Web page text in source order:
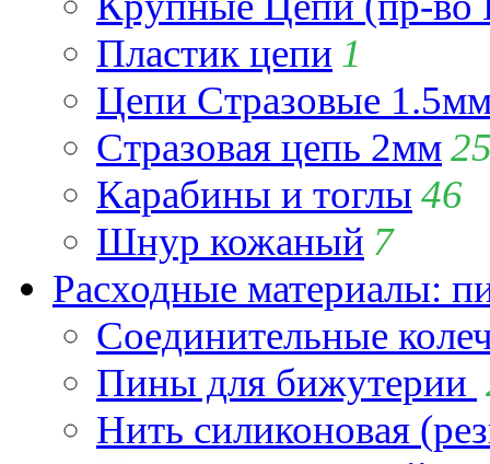
Пластик цепи 1
Цепи Стразовые
Стразовая цепь 2мм
Карабины и тоглы 46
Шнур кожаный 7
Расходные материалы:
Соединительные
Пины для бижутерии
Нить силиконовая